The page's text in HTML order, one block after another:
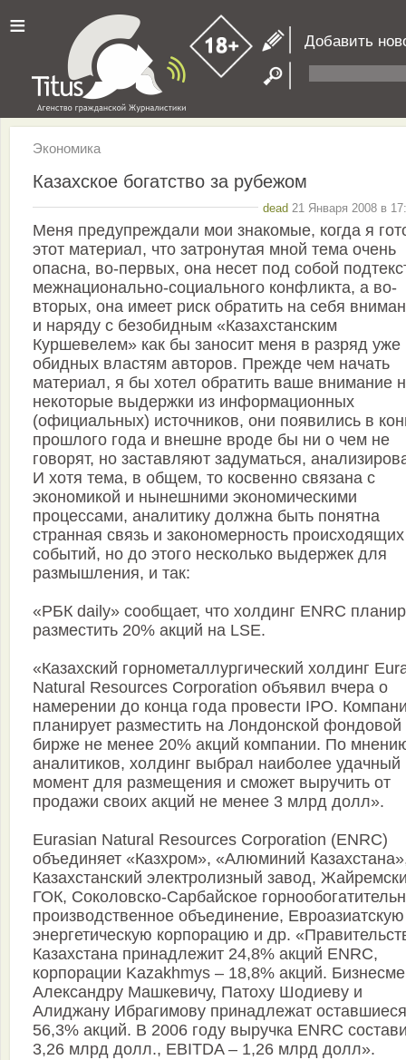
≡ Добавить
Экономика
Казахское богатство за рубежом
dead 21 Января 2008 в
Меня предупреждали мои знакомые, когда я
этот материал, что затронутая мной тема очень
опасна, во-первых, она несет под собой
межнационально-социального конфликта, а во-
вторых, она имеет риск обратить на себя
и наряду с безобидным «Казахстанским
Куршевелем» как бы заносит меня в разряд уже
обидных властям авторов. Прежде чем начать
материал, я бы хотел обратить ваше внимание
некоторые выдержки из информационных
(официальных) источников, они появились в
прошлого года и внешне вроде бы ни о чем не
говорят, но заставляют задуматься,
И хотя тема, в общем, то косвенно связана с
экономикой и нынешними экономическими
процессами, аналитику должна быть понятна
странная связь и закономерность происходящих
событий, но до этого несколько выдержек для
размышления, и так:
«РБК daily» сообщает, что холдинг ENRC
разместить 20% акций на LSE.
«Казахский горнометаллургический холдинг
Natural Resources Corporation объявил вчера о
намерении до конца года провести IPO.
планирует разместить на Лондонской фондовой
бирже не менее 20% акций компании. По
аналитиков, холдинг выбрал наиболее удачный
момент для размещения и сможет выручить от
продажи своих акций не менее 3 млрд долл».
Eurasian Natural Resources Corporation (ENRC)
объединяет «Казхром», «Алюминий
Казахстанский электролизный завод,
ГОК, Соколовско-Сарбайское
производственное объединение, Евроазиатскую
энергетическую корпорацию и др.
Казахстана принадлежит 24,8% акций ENRC,
корпорации Kazakhmys – 18,8% акций.
Александру Машкевичу, Патоху Шодиеву и
Алиджану Ибрагимову принадлежат оставшиеся
56,3% акций. В 2006 году выручка ENRC
3,26 млрд долл., EBITDA – 1,26 млрд долл».